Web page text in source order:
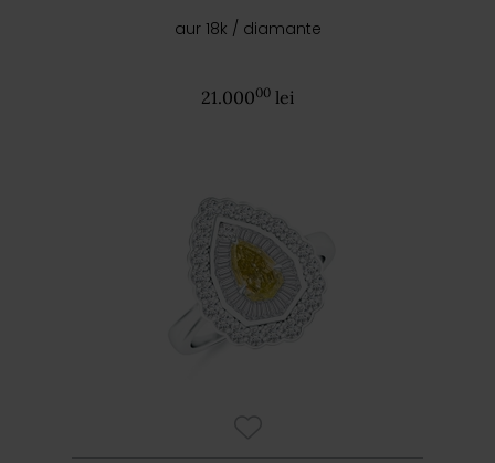
aur 18k / diamante
21.00000 lei